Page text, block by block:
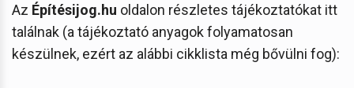
Az Építésijog.hu oldalon részletes tájékoztatókat itt
találnak (a tájékoztató anyagok folyamatosan
készülnek, ezért az alábbi cikklista még bővülni fog):